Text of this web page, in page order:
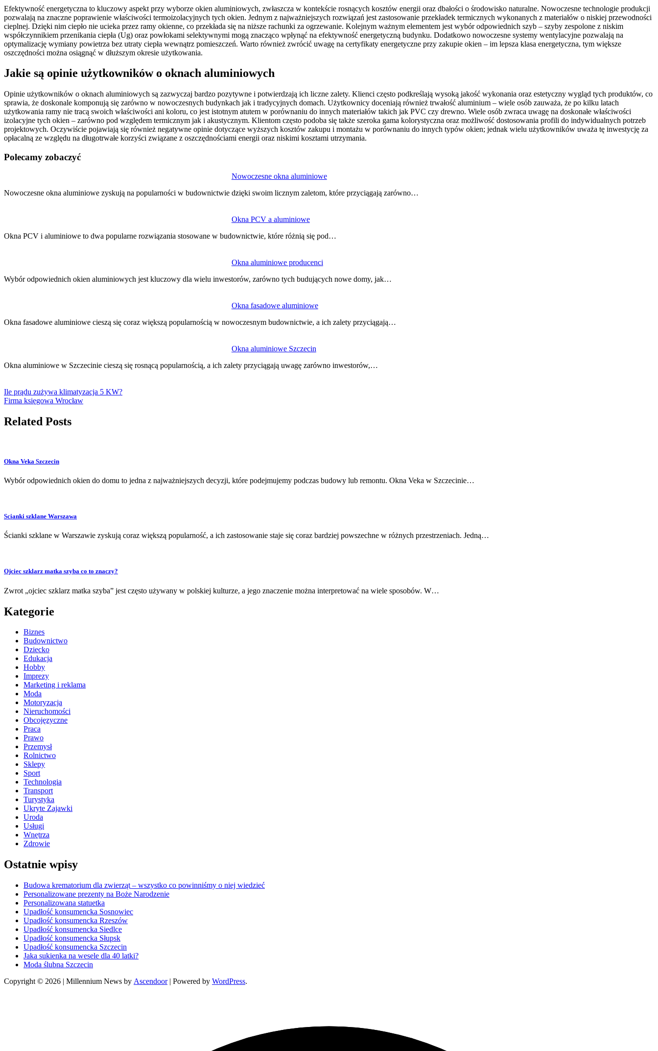
Efektywność energetyczna to kluczowy aspekt przy wyborze okien aluminiowych, zwłaszcza w kontekście rosnących kosztów energii oraz dbałości o środowisko naturalne. Nowoczesne technologie produkcji
pozwalają na znaczne poprawienie właściwości termoizolacyjnych tych okien. Jednym z najważniejszych rozwiązań jest zastosowanie przekładek termicznych wykonanych z materiałów o niskiej przewodności
cieplnej. Dzięki nim ciepło nie ucieka przez ramy okienne, co przekłada się na niższe rachunki za ogrzewanie. Kolejnym ważnym elementem jest wybór odpowiednich szyb – szyby zespolone z niskim
współczynnikiem przenikania ciepła (Ug) oraz powłokami selektywnymi mogą znacząco wpłynąć na efektywność energetyczną budynku. Dodatkowo nowoczesne systemy wentylacyjne pozwalają na
optymalizację wymiany powietrza bez utraty ciepła wewnątrz pomieszczeń. Warto również zwrócić uwagę na certyfikaty energetyczne przy zakupie okien – im lepsza klasa energetyczna, tym większe
oszczędności można osiągnąć w dłuższym okresie użytkowania.
Jakie są opinie użytkowników o oknach aluminiowych
Opinie użytkowników o oknach aluminiowych są zazwyczaj bardzo pozytywne i potwierdzają ich liczne zalety. Klienci często podkreślają wysoką jakość wykonania oraz estetyczny wygląd tych produktów, co
sprawia, że doskonale komponują się zarówno w nowoczesnych budynkach jak i tradycyjnych domach. Użytkownicy doceniają również trwałość aluminium – wiele osób zauważa, że po kilku latach
użytkowania ramy nie tracą swoich właściwości ani koloru, co jest istotnym atutem w porównaniu do innych materiałów takich jak PVC czy drewno. Wiele osób zwraca uwagę na doskonałe właściwości
izolacyjne tych okien – zarówno pod względem termicznym jak i akustycznym. Klientom często podoba się także szeroka gama kolorystyczna oraz możliwość dostosowania profili do indywidualnych potrzeb
projektowych. Oczywiście pojawiają się również negatywne opinie dotyczące wyższych kosztów zakupu i montażu w porównaniu do innych typów okien; jednak wielu użytkowników uważa tę inwestycję za
opłacalną ze względu na długotrwałe korzyści związane z oszczędnościami energii oraz niskimi kosztami utrzymania.
Polecamy zobaczyć
Nowoczesne okna aluminiowe
Nowoczesne okna aluminiowe zyskują na popularności w budownictwie dzięki swoim licznym zaletom, które przyciągają zarówno…
Okna PCV a aluminiowe
Okna PCV i aluminiowe to dwa popularne rozwiązania stosowane w budownictwie, które różnią się pod…
Okna aluminiowe producenci
Wybór odpowiednich okien aluminiowych jest kluczowy dla wielu inwestorów, zarówno tych budujących nowe domy, jak…
Okna fasadowe aluminiowe
Okna fasadowe aluminiowe cieszą się coraz większą popularnością w nowoczesnym budownictwie, a ich zalety przyciągają…
Okna aluminiowe Szczecin
Okna aluminiowe w Szczecinie cieszą się rosnącą popularnością, a ich zalety przyciągają uwagę zarówno inwestorów,…
wpisu
Ile prądu zużywa klimatyzacja 5 KW?
Firma księgowa Wrocław
Related Posts
Okna Veka Szczecin
Wybór odpowiednich okien do domu to jedna z najważniejszych decyzji, które podejmujemy podczas budowy lub remontu. Okna Veka w Szczecinie…
Scianki szklane Warszawa
Ścianki szklane w Warszawie zyskują coraz większą popularność, a ich zastosowanie staje się coraz bardziej powszechne w różnych przestrzeniach. Jedną…
Ojciec szklarz matka szyba co to znaczy?
Zwrot „ojciec szklarz matka szyba” jest często używany w polskiej kulturze, a jego znaczenie można interpretować na wiele sposobów. W…
Kategorie
Biznes
Budownictwo
Dziecko
Edukacja
Hobby
Imprezy
Marketing i reklama
Moda
Motoryzacja
Nieruchomości
Obcojęzyczne
Praca
Prawo
Przemysł
Rolnictwo
Sklepy
Sport
Technologia
Transport
Turystyka
Ukryte Zajawki
Uroda
Usługi
Wnętrza
Zdrowie
Ostatnie wpisy
Budowa krematorium dla zwierząt – wszystko co powinniśmy o niej wiedzieć
Personalizowane prezenty na Boże Narodzenie
Personalizowana statuetka
Upadłość konsumencka Sosnowiec
Upadłość konsumencka Rzeszów
Upadłość konsumencka Siedlce
Upadłość konsumencka Słupsk
Upadłość konsumencka Szczecin
Jaka sukienka na wesele dla 40 latki?
Moda ślubna Szczecin
Copyright © 2026 | Millennium News by Ascendoor| Powered by WordPress.